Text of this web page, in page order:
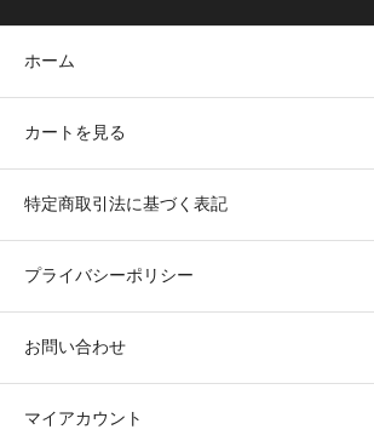
ホーム
カートを見る
特定商取引法に基づく表記
プライバシーポリシー
お問い合わせ
マイアカウント